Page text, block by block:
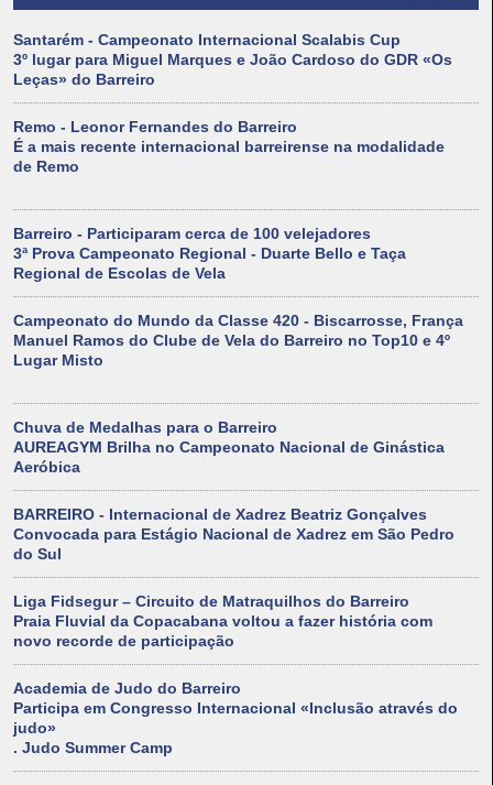
Santarém - Campeonato Internacional Scalabis Cup
3º lugar para Miguel Marques e João Cardoso do GDR «Os
Leças» do Barreiro
Remo - Leonor Fernandes do Barreiro
É a mais recente internacional barreirense na modalidade
de Remo
Barreiro - Participaram cerca de 100 velejadores
3ª Prova Campeonato Regional - Duarte Bello e Taça
Regional de Escolas de Vela
Campeonato do Mundo da Classe 420 - Biscarrosse, França
Manuel Ramos do Clube de Vela do Barreiro no Top10 e 4º
Lugar Misto
Chuva de Medalhas para o Barreiro
AUREAGYM Brilha no Campeonato Nacional de Ginástica
Aeróbica
BARREIRO - Internacional de Xadrez Beatriz Gonçalves
Convocada para Estágio Nacional de Xadrez em São Pedro
do Sul
Liga Fidsegur – Circuito de Matraquilhos do Barreiro
Praia Fluvial da Copacabana voltou a fazer história com
novo recorde de participação
Academia de Judo do Barreiro
Participa em Congresso Internacional «Inclusão através do
judo»
. Judo Summer Camp